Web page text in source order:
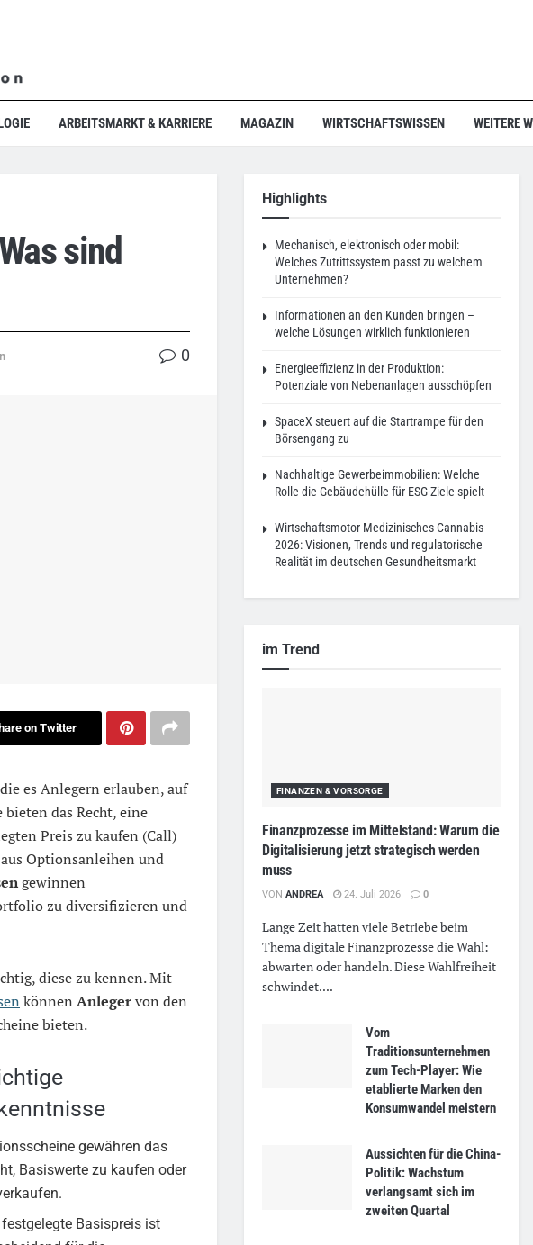
ARBEITSMARKT & KARRIERE MAGAZIN WIRTSCHAFTSWISSEN WEITERE
sind
0
on Twitter
es Anlegern erlauben, auf
das Recht, eine
Preis zu kaufen (Call)
Optionsanleihen und
gewinnen
zu diversifizieren und
diese zu kennen. Mit
können Anlegervon den
bieten.
gewähren das
Basiswerte zu kaufen oder
festgelegte Basispreis ist
Highlights
Mechanisch, elektronisch oder mobil:
Welches Zutrittssystem passt zu welchem
Unternehmen?
Informationen an den Kunden bringen –
welche Lösungen wirklich funktionieren
Energieeffizienz in der Produktion:
Potenziale von Nebenanlagen ausschöpfen
SpaceX steuert auf die Startrampe für den
Börsengang zu
Nachhaltige Gewerbeimmobilien: Welche
Rolle die Gebäudehülle für ESG-Ziele spielt
Wirtschaftsmotor Medizinisches Cannabis
2026: Visionen, Trends und regulatorische
Realität im deutschen Gesundheitsmarkt
im Trend
FINANZEN & VORSORGE
Finanzprozesse im Mittelstand: Warum die
Digitalisierung jetzt strategisch werden
muss
VON ANDREA 24. Juli 2026 0
Lange Zeit hatten viele Betriebe beim
Thema digitale Finanzprozesse die Wahl:
abwarten oder handeln. Diese Wahlfreiheit
schwindet....
Vom
Traditionsunternehmen
zum Tech-Player: Wie
etablierte Marken den
Konsumwandel meistern
Aussichten für die China-
Politik: Wachstum
verlangsamt sich im
zweiten Quartal